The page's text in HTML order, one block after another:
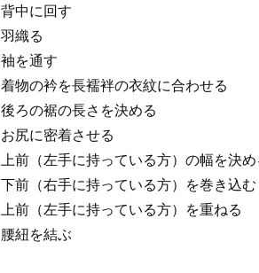
背中に回す
羽織る
袖を通す
着物の衿を長襦袢の衣紋に合わせる
後ろの裾の長さを決める
お尻に密着させる
上前（左手に持っている方）の幅を決め
下前（右手に持っている方）を巻き込む
上前（左手に持っている方）を重ねる
腰紐を結ぶ